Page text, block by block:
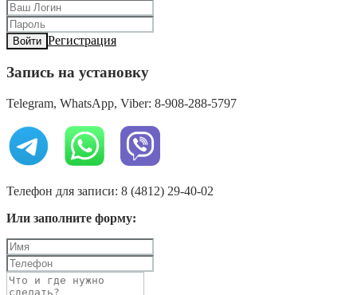
Войти Регистрация
Запись на установку
Telegram, WhatsApp, Viber: 8-908-288-5797
Телефон для записи: 8 (4812) 29-40-02
Или заполните форму: